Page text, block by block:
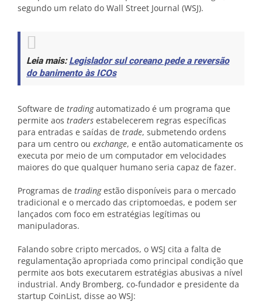
segundo um relato do Wall Street Journal (WSJ).
Leia mais:Legislador sul coreano pede a reversão
do banimento às ICOs
Software de tradingautomatizado é um programa que
permite aos traders estabelecerem regras específicas
para entradas e saídas de trade, submetendo ordens
para um centro ou exchange, e então automaticamente os
executa por meio de um computador em velocidades
maiores do que qualquer humano seria capaz de fazer.
Programas de tradingestão disponíveis para o mercado
tradicional e o mercado das criptomoedas, e podem ser
lançados com foco em estratégias legítimas ou
manipuladoras.
Falando sobre cripto mercados, o WSJ cita a falta de
regulamentação apropriada como principal condição que
permite aos bots executarem estratégias abusivas a nível
industrial. Andy Bromberg, co-fundador e presidente da
startup CoinList, disse ao WSJ: